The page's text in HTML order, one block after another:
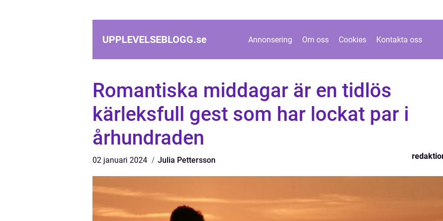
UPPLEVELSEBLOGG.se Annonsering Om oss Cookies Kontakta oss
Romantiska middagar är en tidlös
kärleksfull gest som har lockat par i
århundraden
02 januari 2024 Julia Pettersson